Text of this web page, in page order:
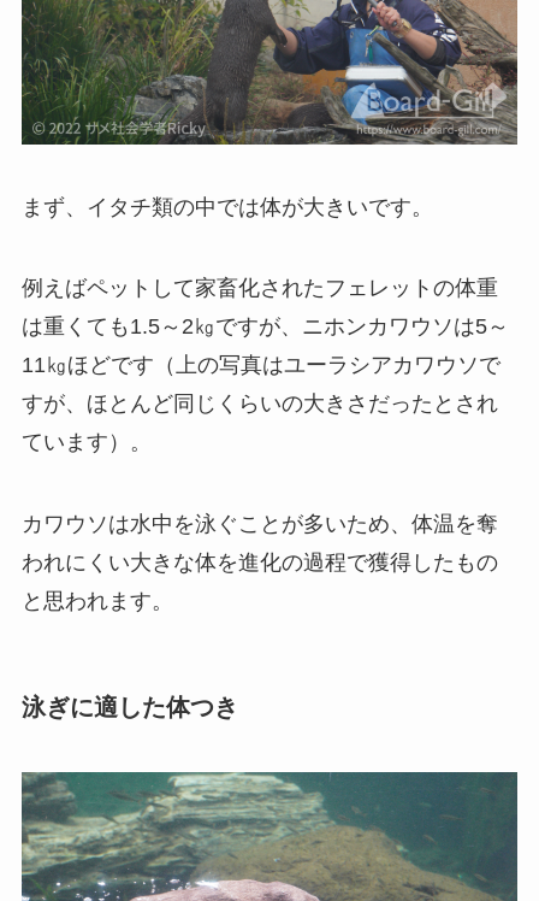
まず、イタチ類の中では体が大きいです。
例えばペットして家畜化されたフェレットの体重
は重くても1.5～2㎏ですが、ニホンカワウソは5～
11㎏ほどです（上の写真はユーラシアカワウソで
すが、ほとんど同じくらいの大きさだったとされ
ています）。
カワウソは水中を泳ぐことが多いため、体温を奪
われにくい大きな体を進化の過程で獲得したもの
と思われます。
泳ぎに適した体つき